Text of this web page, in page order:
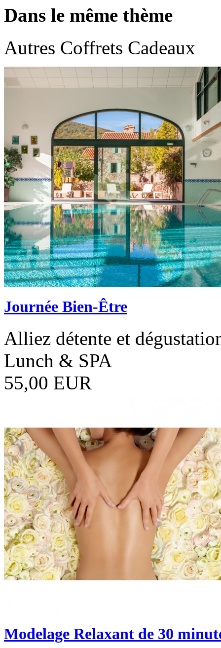
Dans le même thème
Autres Coffrets Cadeaux
Journée Bien-Être
Alliez détente et
Lunch & SPA
55,00 EUR
Modelage Relaxant de 30